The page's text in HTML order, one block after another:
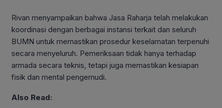
Rivan menyampaikan bahwa Jasa Raharja telah melakukan
koordinasi dengan berbagai instansi terkait dan seluruh
BUMN untuk memastikan prosedur keselamatan terpenuhi
secara menyeluruh. Pemeriksaan tidak hanya terhadap
armada secara teknis, tetapi juga memastikan kesiapan
fisik dan mental pengemudi.
Also Read: